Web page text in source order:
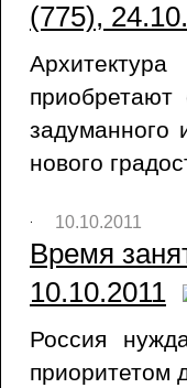
(775),
задуманного
нового
10.10.2011
Время
10.10.2011
Россия
приоритетом